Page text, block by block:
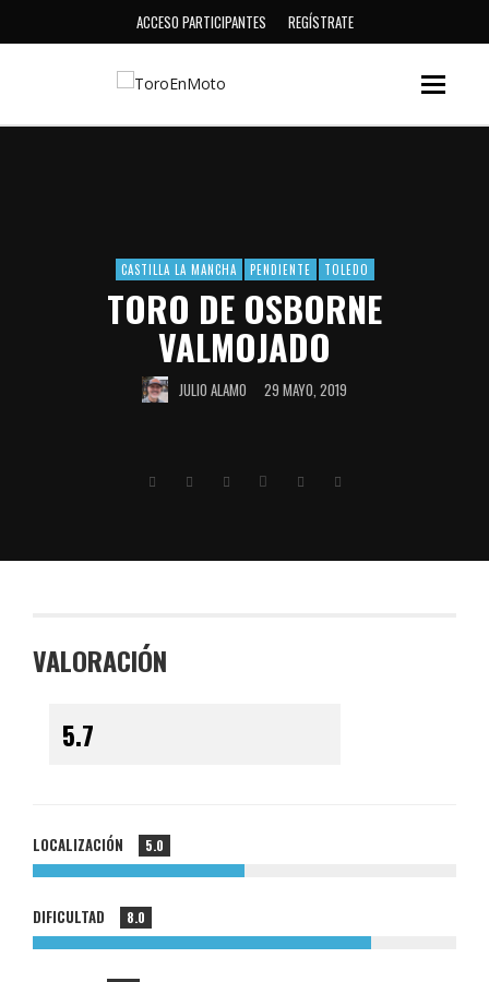
ACCESO PARTICIPANTES REGÍSTRATE
CASTILLA LA MANCHA PENDIENTE TOLEDO
TORO DE OSBORNE
VALMOJADO
JULIO ALAMO 29 MAYO, 2019
VALORACIÓN
LOCALIZACIÓN 5.0
DIFICULTAD 8.0